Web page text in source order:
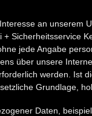
an unserem
Sicherheitsservice
jede Angabe
über unsere
werden. Ist
Grundlage,
Daten,